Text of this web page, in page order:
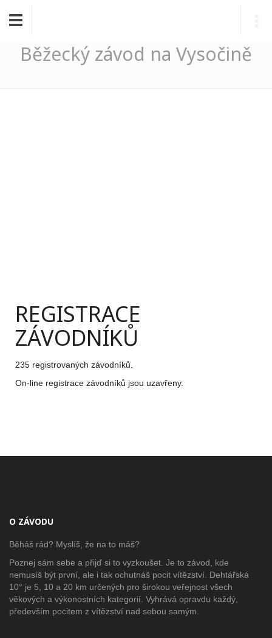
Toggle
Běžecký závod na Vysočině
REGISTRACE
ZÁVODNÍKŮ
235 registrovaných závodníků.
On-line registrace závodníků jsou uzavřeny.
O ZÁVODU
Běháš rád? Myslíš, že na to máš?
Poznej sám sebe a přijď si to vyzkoušet. Je to závod, kde
nemusíš být první, ale i tak ochutnáš pocit vítězství. Dehtářská
10° je 5, 10 a 20 km určených pro širokou veřejnost všech
věkových a výkonostních kategorií. Vyhrává opravdu každý,
především pocitem z vítězství nad sebou samým.